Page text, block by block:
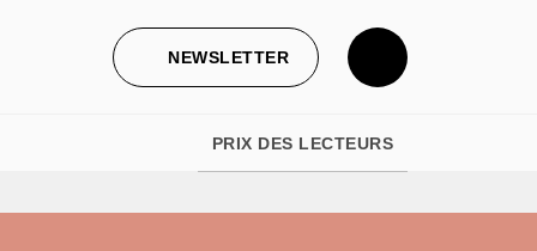
NEWSLETTER
PRIX DES LECTEURS